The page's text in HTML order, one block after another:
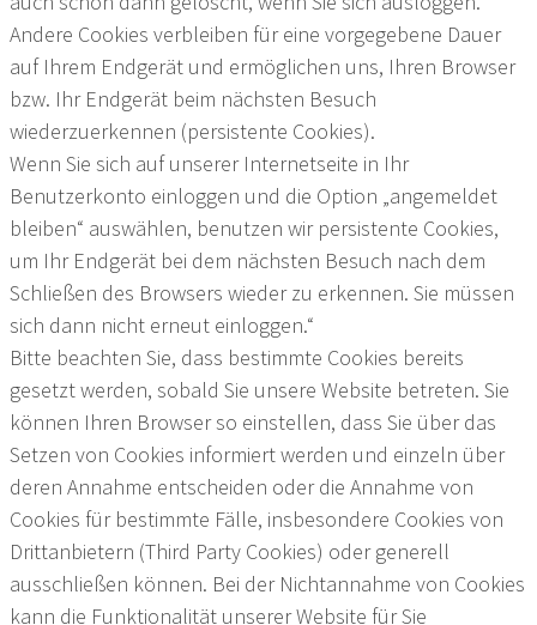
Andere Cookies verbleiben für eine vorgegebene Dauer
auf Ihrem Endgerät und ermöglichen uns, Ihren Browser
bzw. Ihr Endgerät beim nächsten Besuch
wiederzuerkennen (persistente Cookies).
Wenn Sie sich auf unserer Internetseite in Ihr
Benutzerkonto einloggen und die Option „angemeldet
bleiben“ auswählen, benutzen wir persistente Cookies,
um Ihr Endgerät bei dem nächsten Besuch nach dem
Schließen des Browsers wieder zu erkennen. Sie müssen
sich dann nicht erneut einloggen.“
Bitte beachten Sie, dass bestimmte Cookies bereits
gesetzt werden, sobald Sie unsere Website betreten. Sie
können Ihren Browser so einstellen, dass Sie über das
Setzen von Cookies informiert werden und einzeln über
deren Annahme entscheiden oder die Annahme von
Cookies für bestimmte Fälle, insbesondere Cookies von
Drittanbietern (Third Party Cookies) oder generell
ausschließen können. Bei der Nichtannahme von Cookies
kann die Funktionalität unserer Website für Sie